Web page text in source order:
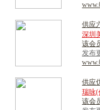
供应
深圳
该会
发布
供应
瑞咏(
该会